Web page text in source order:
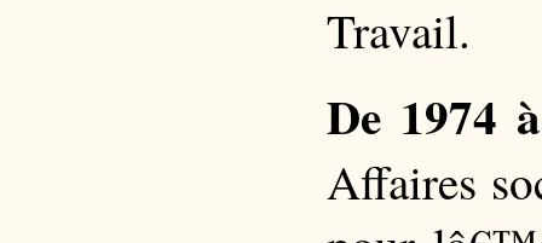
Travail.
De 1974
Affaires